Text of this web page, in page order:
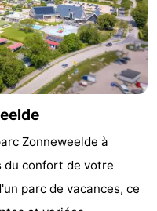
Zonneweelde à
du confort de votre
parc de vacances, ce